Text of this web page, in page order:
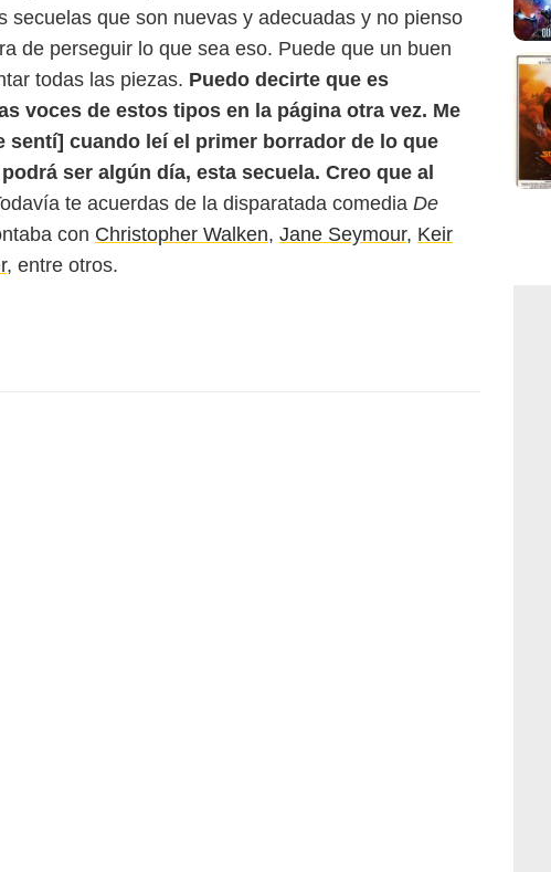
secuelas que son nuevas y adecuadas y no pienso
de perseguir lo que sea eso. Puede que un buen
todas las piezas. Puedo decirte que es
voces de estos tipos en la página otra vez. Me
sentí] cuando leí el primer borrador de lo que
ser algún día, esta secuela. Creo que al
te acuerdas de la disparatada comedia De
con Christopher Walken, Jane Seymour, Keir
, entre otros.